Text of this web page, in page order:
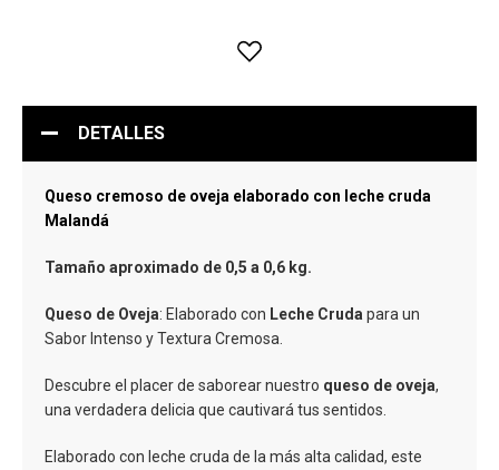
DETALLES
Queso cremoso de oveja elaborado con leche cruda
Malandá
Tamaño aproximado de 0,5 a 0,6 kg.
Queso de Oveja: Elaborado con Leche Cruda para un
Sabor Intenso y Textura Cremosa.
Descubre el placer de saborear nuestro queso de oveja,
una verdadera delicia que cautivará tus sentidos.
Elaborado con leche cruda de la más alta calidad, este